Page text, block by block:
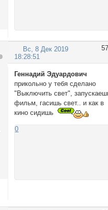
57
Вс, 8 Дек 2019
18:28:51
Геннадий Эдуардович
прикольно у тебя сделано
"Выключить свет",
фильм, гасишь свет.. и как в
кино сидишь
0